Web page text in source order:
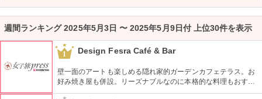
週間ランキング 2025年5月3日 〜 2025年5月9日付 上位30件を表示
1 Design Fesra Café & Bar
壁一面のアートも楽しめる隠れ家的ガーデンカフェテラス。お
好み焼き屋も併設。リーズナブルなのに本格的な料理もおすす
め。